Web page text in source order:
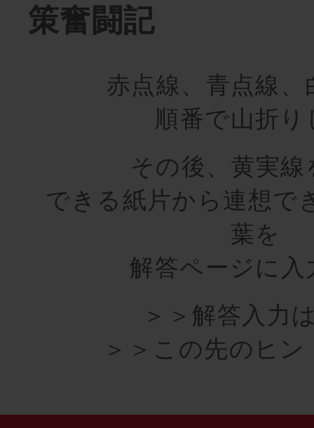
策奮闘記
赤点線、青点線、
順番で山折り
その後、黄実線
できる紙片から連想で
葉を
解答ページに入
＞＞解答入力
＞＞この先のヒン